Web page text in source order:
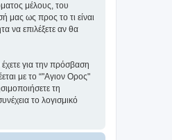
μέλους, του
μας ως προς το τι είναι
να επιλέξετε αν θα
για την πρόσβαση
με το “"Αγιον Ορος"
τη
το λογισμικό